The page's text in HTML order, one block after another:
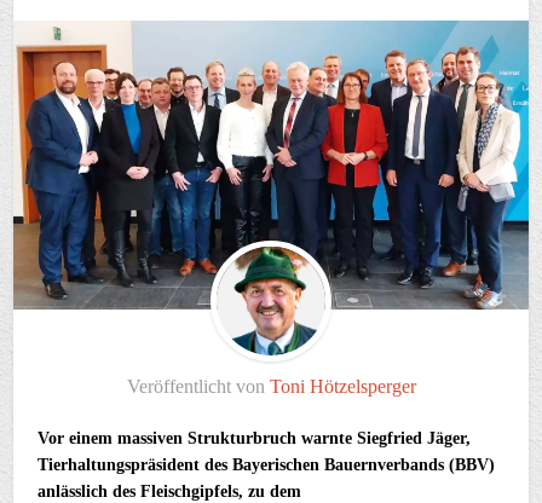
Veröffentlicht von Toni Hötzelsperger
Vor einem massiven Strukturbruch warnte Siegfried Jäger,
Tierhaltungspräsident des Bayerischen Bauernverbands (BBV)
anlässlich des Fleischgipfels, zu dem